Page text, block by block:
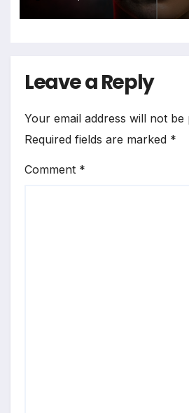
Leave a Reply
Your email address will not be
Required fields are marked *
Comment *